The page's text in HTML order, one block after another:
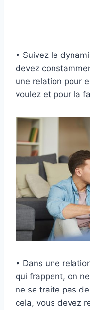
• Suivez le
devez
une relation pour
voulez et pour la
• Dans une
qui frappent, on
ne se traite pas
cela, vous devez